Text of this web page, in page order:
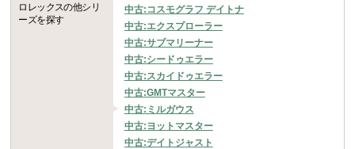
ロレックスの他シリ
ーズを探す
中古:コスモグラフ デイトナ
中古:エクスプローラー
中古:サブマリーナー
中古:シードゥエラー
中古:スカイドゥエラー
中古:GMTマスター
中古:ミルガウス
中古:ヨットマスター
中古:デイトジャスト